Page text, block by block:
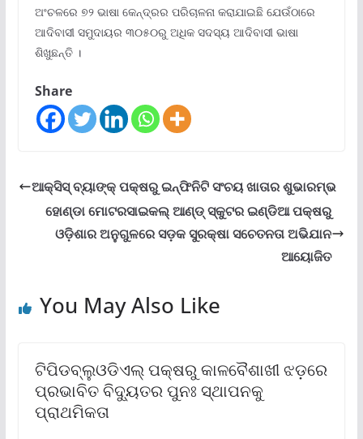
ଅଂଚଳରେ ୭୨ ଭାଷା କେନ୍ଦ୍ରର ପରିଚାଳନା କରାଯାଇଛି ଯେଉଁଠାରେ
ଆଦିବାସୀ ସମୁଦାୟର ୩୦୫୦ରୁ ଅଧିକ ସଦସ୍ୟ ଆଦିବାସୀ ଭାଷା
ଶିଖୁଛନ୍ତି ।
Share
ଆକ୍ସିସ୍ ବ୍ୟାଙ୍କ୍ ପକ୍ଷରୁ ଇନ୍‌ଫିନିଟି ସଂଚୟ ଖାତାର ଶୁଭାରମ୍ଭ
ହୋଣ୍ଡା ମୋଟରସାଇକଲ୍ ଆଣ୍ଡ୍ ସ୍କୁଟର ଇଣ୍ଡିଆ ପକ୍ଷରୁ
ଓଡ଼ିଶାର ଅନୁଗୁଳରେ ସଡ଼କ ସୁରକ୍ଷା ସଚେତନତା ଅଭିଯାନ
ଆୟୋଜିତ
You May Also Like
ଟିପିଡବ୍ଲୁଓଡିଏଲ୍ ପକ୍ଷରୁ କାଳବୈଶାଖୀ ଝଡ଼ରେ
ପ୍ରଭାବିତ ବିଦ୍ୟୁତର ପୁନଃ ସ୍ଥାପନକୁ
ପ୍ରାଥମିକତା